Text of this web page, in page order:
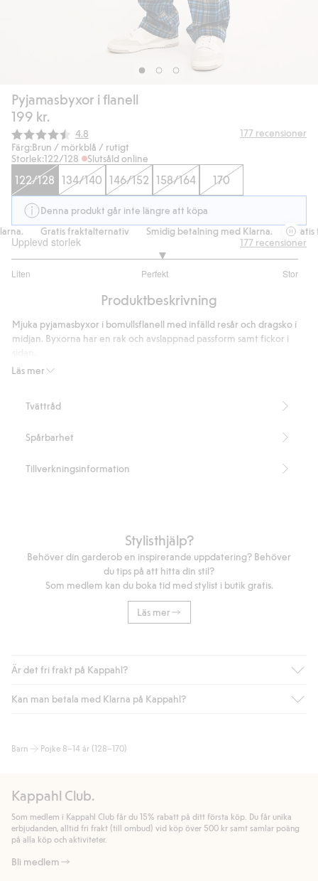
Pyjamasbyxor i flanell
199 kr.
Snittbetyg:
4.8 177 recensioner
Färg:Brun / mörkblå / rutigt
Storlek:122/128 Slutsåld online
122/128 134/140 146/152 158/164 170
Denna produkt går inte längre att köpa
Gratis fraktalternativ Smidig betalning med Klarna. Gratis
Upplevd storlek
Liten Perfekt Stor
utav
149
betyg
177 recensioner
Produktbeskrivning
Läs mer
Mjuka pyjamasbyxor i bomullsflanell med infälld resår och dragsko i
midjan. Byxorna har en rak och avslappnad passform samt fickor i
Artikelnummer
Tvättråd
Spårbarhet
Tillverkningsinformation
Stylisthjälp?
Behöver din garderob en inspirerande uppdatering? Behöver
du tips på att hitta din stil?
Som medlem kan du boka tid med stylist i butik gratis.
Läs mer
Är det fri frakt på Kappahl?
Är du medlem i Kappahl Club har du alltid gratis frakt till butik
automatik efter du loggat in och identifierats som medlem.
handlar för.
Läs mer
Kan man betala med Klarna på Kappahl?
bland annat faktura och swish men även andra betalningssätt.
allmänna villkor.
Läs mer
Barn Pojke 8–14 år (128–170)
Kappahl Club.
Som medlem i Kappahl Club får du 15% rabatt på ditt första köp. Du får unika
erbjudanden, alltid fri frakt (till ombud) vid köp över 500 kr samt samlar poäng
på alla köp och aktiviteter.
Bli medlem